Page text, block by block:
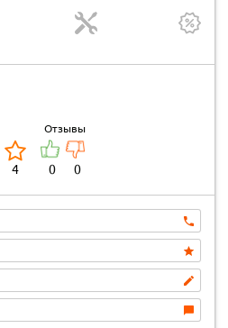
4
Отзывы
0 0